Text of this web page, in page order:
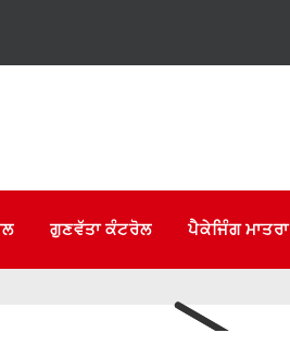
ਗੁਣਵੱਤਾ ਕੰਟਰੋਲ ਪੈਕੇਜਿੰਗ ਮਾਤਰਾ